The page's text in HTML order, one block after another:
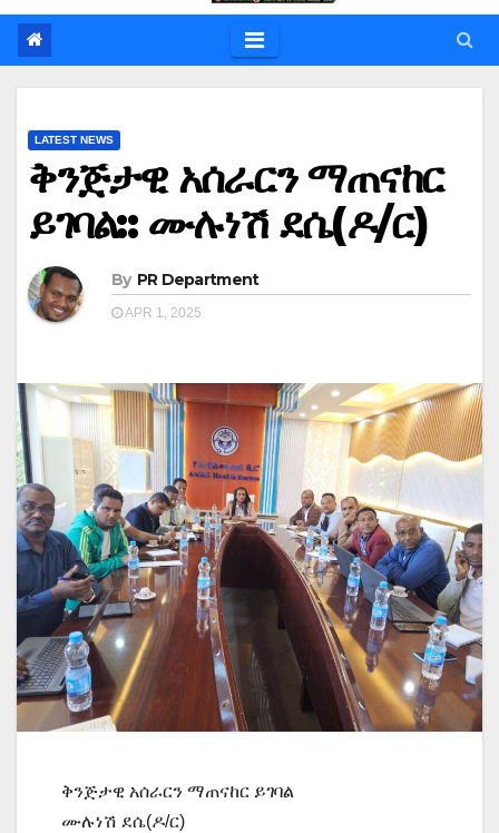
LATEST NEWS
ቅንጅታዊ አሰራርን ማጠናከር
ይገባል:: ሙሉነሽ ደሴ(ዶ/ር)
By PR Department
APR 1, 2025
ቅንጅታዊ አሰራርን ማጠናከር ይገባል
ሙሉነሽ ደሴ(ዶ/ር)